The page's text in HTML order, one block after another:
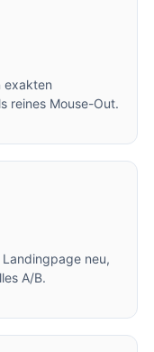
exakten
reines Mouse-Out.
neu,
A/B.